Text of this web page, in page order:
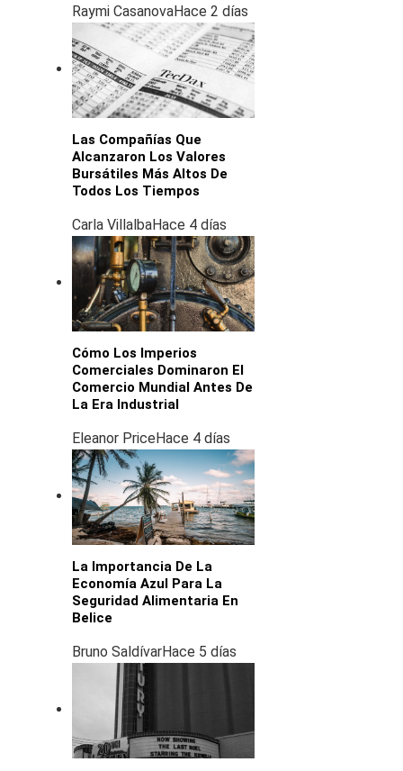
Raymi CasanovaHace 2 días
Las Compañías Que
Alcanzaron Los Valores
Bursátiles Más Altos De
Todos Los Tiempos
Carla VillalbaHace 4 días
Cómo Los Imperios
Comerciales Dominaron El
Comercio Mundial Antes De
La Era Industrial
Eleanor PriceHace 4 días
La Importancia De La
Economía Azul Para La
Seguridad Alimentaria En
Belice
Bruno SaldívarHace 5 días